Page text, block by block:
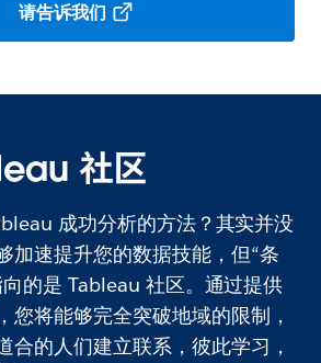
请告诉我们
社区
成功分析的方法？其实并没
加速提升您的数据技能，但“条
的是 Tableau 社区。通过提供
您将能够完全突破地域的限制，
合的人们建立联系，彼此学习，